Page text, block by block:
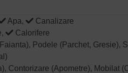
Apa,
Canalizare
Calorifere
Podele (Parchet, Gresie),
Contorizare (Apometre), Mobilat